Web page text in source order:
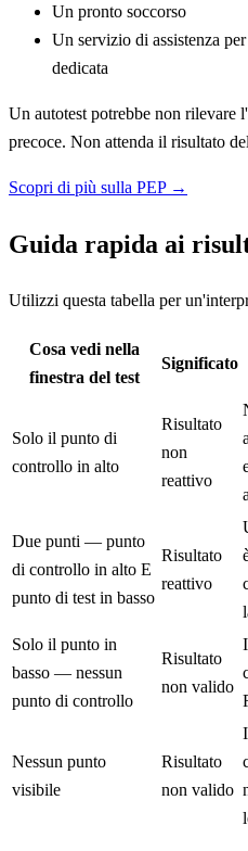
Un pronto soccorso
Un servizio di assistenza
dedicata
Un autotest potrebbe non rilevare
precoce. Non attenda il risultato
Scopri di più sulla PEP →
Guida rapida ai
Utilizzi questa tabella per
Cosa vedi nella
finestra del test
Significato
Solo il punto di
controllo in alto
Risultato
non
reattivo
Due punti — punto
di controllo in alto E
punto di test in basso
Risultato
reattivo
Solo il punto in
basso — nessun
punto di controllo
Risultato
non valido
Nessun punto
visibile
Risultato
non valido